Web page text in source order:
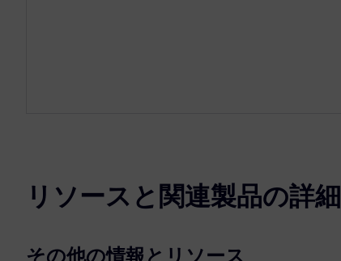
リソースと関連製品の詳細
その他の情報とリソース